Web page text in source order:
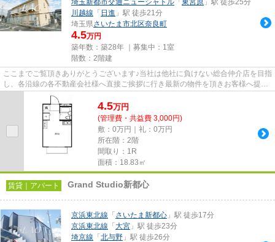
埼玉新都市交通ニューシャトル 「 東宮原 」駅 徒歩25分
川越線 「 日進 」駅 徒歩21分
埼玉県さいたま市北区奈良町
4.5万円
築年数：築28年 ｜募集中： 1室
階数：2階建
ここまでご覧頂きありがとうございます♪当社は他社に負けない総合仲介店を目指
し、各沿線の各不動産会社様へ直接ご挨拶に行き最新の物件を頂きお客様へ提供
しております！最新の情報は...
4.5万円
(管理費・共益費 3,000円)
敷：0万円｜礼：0万円
所在階：2階
間取り：1R
面積：18.83㎡
賃貸｜アパート Grand Studio新都心
京浜東北線 「 さいたま新都心 」駅 徒歩17分
京浜東北線 「 大宮 」駅 徒歩23分
埼京線 「 北与野 」駅 徒歩26分